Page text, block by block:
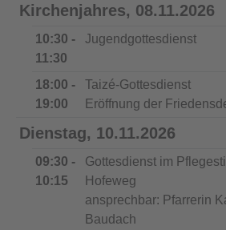
Kirchenjahres, 08.11.2026
10:30 -
11:30
Jugendgottesdienst
18:00 -
19:00
Taizé-Gottesdienst
Eröffnung der
Dienstag, 10.11.2026
09:30 -
10:15
Gottesdienst im
Hofeweg
ansprechbar: Pfarrerin
Baudach